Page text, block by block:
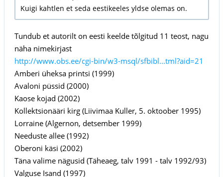
Kuigi kahtlen et seda eestikeeles yldse olemas on.
Tundub et autorilt on eesti keelde tõlgitud 11 teost, nagu
näha nimekirjast
http://www.obs.ee/cgi-bin/w3-msql/sfbibl...tml?aid=21
Amberi üheksa printsi (1999)
Avaloni püssid (2000)
Kaose kojad (2002)
Kollektsionääri kirg (Liivimaa Kuller, 5. oktoober 1995)
Lorraine (Algernon, detsember 1999)
Needuste allee (1992)
Oberoni käsi (2002)
Täna valime nägusid (Täheaeg, talv 1991 - talv 1992/93)
Valguse Isand (1997)